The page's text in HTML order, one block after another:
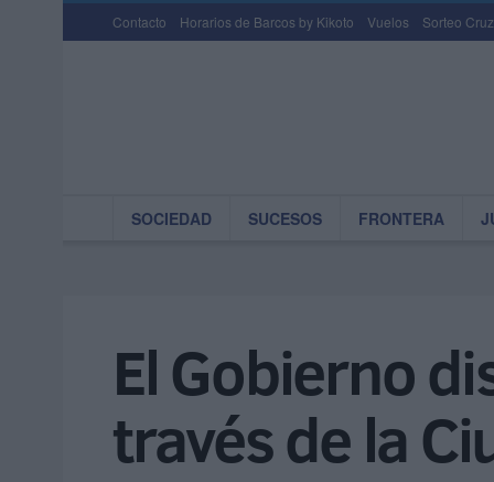
Contacto Horarios de Barcos by Kikoto Vuelos Sorteo
SOCIEDAD SUCESOS FRONTERA
El Gobierno
través de la